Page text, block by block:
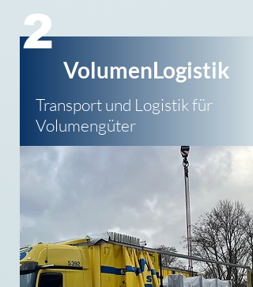
VolumenLogistik
Transport und Logistik für
Volumengüter
2